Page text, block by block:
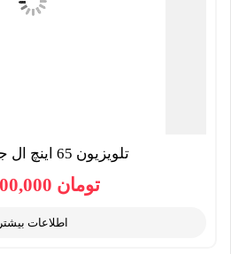
تلویزیون 65 اینچ ال جی اولد C1
تومان
اطلاعات بیشتر